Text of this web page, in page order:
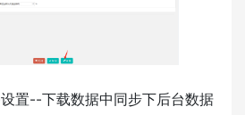
置--下载数据中同步下后台数据